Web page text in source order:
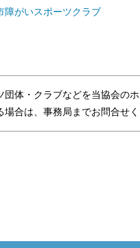
がいスポーツクラブ
体・クラブなどを当協会のホ
合は、事務局までお問合せく